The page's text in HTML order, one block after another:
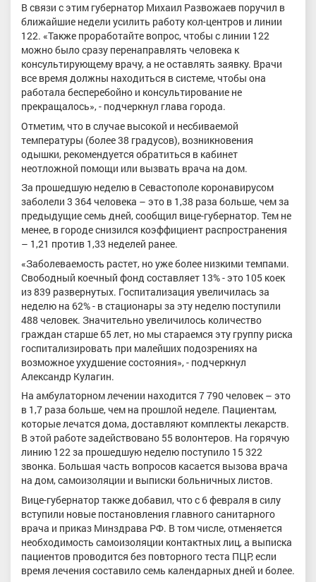
В связи с этим губернатор Михаил Развожаев поручил в
ближайшие недели усилить работу кол-центров и линии
122. «Также проработайте вопрос, чтобы с линии 122
можно было сразу перенаправлять человека к
консультирующему врачу, а не оставлять заявку. Врачи
все время должны находиться в системе, чтобы она
работала бесперебойно и консультирование не
прекращалось», - подчеркнул глава города.
Отметим, что в случае высокой и несбиваемой
температуры (более 38 градусов), возникновения
одышки, рекомендуется обратиться в кабинет
неотложной помощи или вызвать врача на дом.
За прошедшую неделю в Севастополе коронавирусом
заболели 3 364 человека – это в 1,38 раза больше, чем за
предыдущие семь дней, сообщил вице-губернатор. Тем не
менее, в городе снизился коэффициент распространения
– 1,21 против 1,33 неделей ранее.
«Заболеваемость растет, но уже более низкими темпами.
Свободный коечный фонд составляет 13% - это 105 коек
из 839 развернутых. Госпитализация увеличилась за
неделю на 62% - в стационары за эту неделю поступили
488 человек. Значительно увеличилось количество
граждан старше 65 лет, но мы стараемся эту группу риска
госпитализировать при малейших подозрениях на
возможное ухудшение состояния», - подчеркнул
Александр Кулагин.
На амбулаторном лечении находится 7 790 человек – это
в 1,7 раза больше, чем на прошлой неделе. Пациентам,
которые лечатся дома, доставляют комплекты лекарств.
В этой работе задействовано 55 волонтеров. На горячую
линию 122 за прошедшую неделю поступило 15 322
звонка. Большая часть вопросов касается вызова врача
на дом, самоизоляции и выписки больничных листов.
Вице-губернатор также добавил, что с 6 февраля в силу
вступили новые постановления главного санитарного
врача и приказ Минздрава РФ. В том числе, отменяется
необходимость самоизоляции контактных лиц, а выписка
пациентов проводится без повторного теста ПЦР, если
время лечения составило семь календарных дней и более.